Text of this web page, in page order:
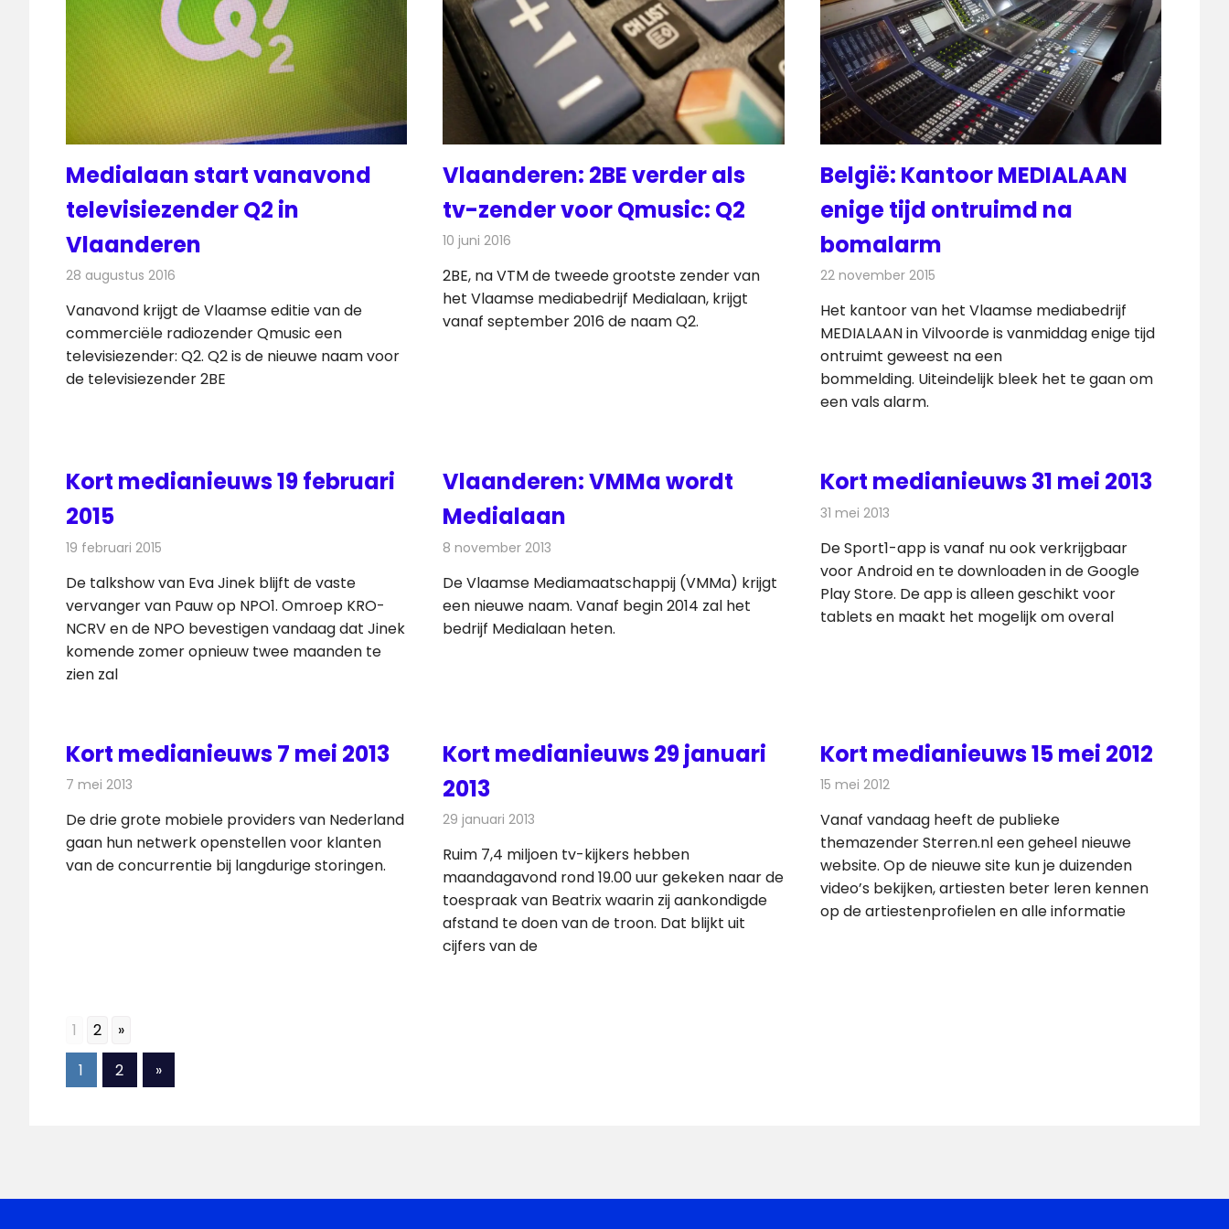
Medialaan start vanavond
televisiezender Q2 in
Vlaanderen
28 augustus 2016
Vanavond krijgt de Vlaamse editie van de
commerciële radiozender Qmusic een
televisiezender: Q2. Q2 is de nieuwe naam voor
de televisiezender 2BE
Vlaanderen: 2BE verder als
tv-zender voor Qmusic: Q2
10 juni 2016
2BE, na VTM de tweede grootste zender van
het Vlaamse mediabedrijf Medialaan, krijgt
vanaf september 2016 de naam Q2.
België: Kantoor MEDIALAAN
enige tijd ontruimd na
bomalarm
22 november 2015
Het kantoor van het Vlaamse mediabedrijf
MEDIALAAN in Vilvoorde is vanmiddag enige tijd
ontruimt geweest na een
bommelding. Uiteindelijk bleek het te gaan om
een vals alarm.
Kort medianieuws 19 februari
2015
19 februari 2015
De talkshow van Eva Jinek blijft de vaste
vervanger van Pauw op NPO1. Omroep KRO-
NCRV en de NPO bevestigen vandaag dat Jinek
komende zomer opnieuw twee maanden te
zien zal
Vlaanderen: VMMa wordt
Medialaan
8 november 2013
De Vlaamse Mediamaatschappij (VMMa) krijgt
een nieuwe naam. Vanaf begin 2014 zal het
bedrijf Medialaan heten.
Kort medianieuws 31 mei 2013
31 mei 2013
De Sport1-app is vanaf nu ook verkrijgbaar
voor Android en te downloaden in de Google
Play Store. De app is alleen geschikt voor
tablets en maakt het mogelijk om overal
Kort medianieuws 7 mei 2013
7 mei 2013
De drie grote mobiele providers van Nederland
gaan hun netwerk openstellen voor klanten
van de concurrentie bij langdurige storingen.
Kort medianieuws 29 januari
2013
29 januari 2013
Ruim 7,4 miljoen tv-kijkers hebben
maandagavond rond 19.00 uur gekeken naar de
toespraak van Beatrix waarin zij aankondigde
afstand te doen van de troon. Dat blijkt uit
cijfers van de
Kort medianieuws 15 mei 2012
15 mei 2012Redactie
Andere media over de media
Vanaf vandaag heeft de publieke
themazender Sterren.nl een geheel nieuwe
website. Op de nieuwe site kun je duizenden
video’s bekijken, artiesten beter leren kennen
op de artiestenprofielen en alle informatie
1 2 »
Berichten
1 2
Volgende
berichten
»